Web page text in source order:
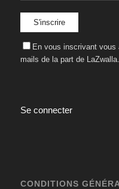
En vous inscrivant
mails de la part de LaZwalla.
Se connecter
CONDITIONS